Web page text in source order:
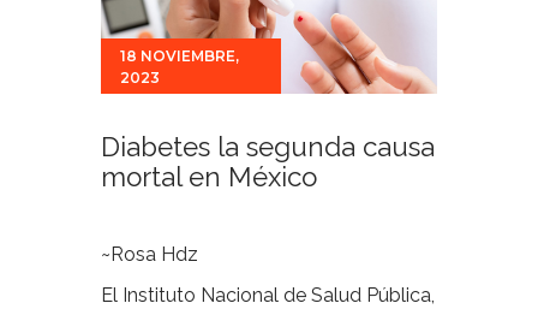
Noticias
Para ti
18 NOVIEMBRE,
2023
Diabetes la segunda causa
mortal en México
~Rosa Hdz
El Instituto Nacional de Salud Pública,